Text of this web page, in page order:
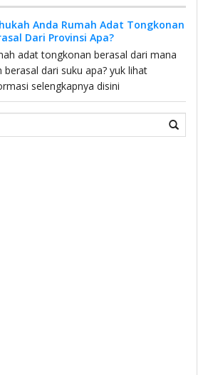
Anda Rumah Adat Tongkonan
Dari Provinsi Apa?
adat tongkonan berasal dari mana
berasal dari suku apa? yuk lihat
selengkapnya disini